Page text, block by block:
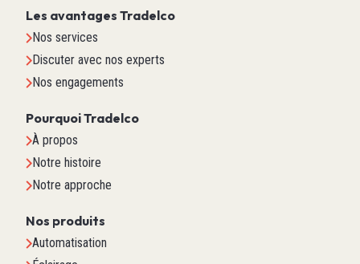
Les avantages Tradelco
Nos services
Discuter avec nos experts
Nos engagements
Pourquoi Tradelco
À propos
Notre histoire
Notre approche
Nos produits
Automatisation